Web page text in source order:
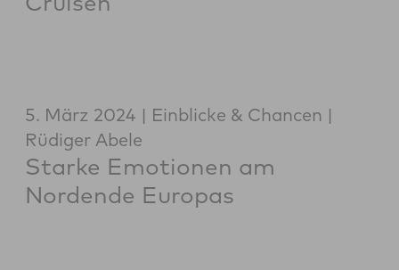
5. März 2024
Einblicke & Chancen
Rüdiger Abele
Starke Emotionen am
Nordende Europas